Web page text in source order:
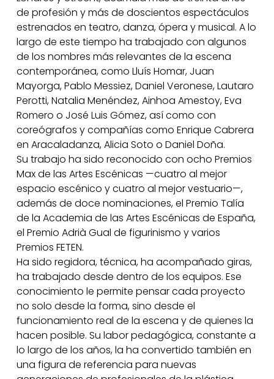
de profesión y más de doscientos espectáculos
estrenados en teatro, danza, ópera y musical. A lo
largo de este tiempo ha trabajado con algunos
de los nombres más relevantes de la escena
contemporánea, como Lluís Homar, Juan
Mayorga, Pablo Messiez, Daniel Veronese, Lautaro
Perotti, Natalia Menéndez, Ainhoa Amestoy, Eva
Romero o José Luis Gómez, así como con
coreógrafos y compañías como Enrique Cabrera
en Aracaladanza, Alicia Soto o Daniel Doña.
Su trabajo ha sido reconocido con ocho Premios
Max de las Artes Escénicas —cuatro al mejor
espacio escénico y cuatro al mejor vestuario—,
además de doce nominaciones, el Premio Talía
de la Academia de las Artes Escénicas de España,
el Premio Adrià Gual de figurinismo y varios
Premios FETEN.
Ha sido regidora, técnica, ha acompañado giras,
ha trabajado desde dentro de los equipos. Ese
conocimiento le permite pensar cada proyecto
no solo desde la forma, sino desde el
funcionamiento real de la escena y de quienes la
hacen posible. Su labor pedagógica, constante a
lo largo de los años, la ha convertido también en
una figura de referencia para nuevas